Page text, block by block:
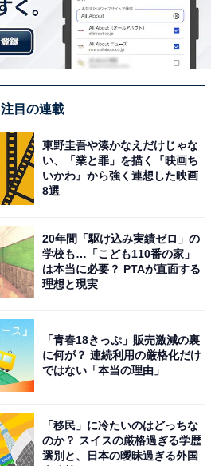
注目の連載
東野圭吾や湊かなえだけじゃな
い、「業と罪」を描く『映画ち
いかわ』から強く連想した映画
8選
20年間「駆け込み実績ゼロ」の
学校も…「こども110番の家」
は本当に必要？ PTAが直面する
理想と現実
「青春18きっぷ」販売激減の裏
に何が？ 連続利用の厳格化だけ
ではない「本当の理由」
「移民」に冷たいのはどっちな
のか？ スイスの厳格過ぎる学歴
選別と、日本の曖昧過ぎる外国